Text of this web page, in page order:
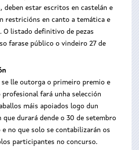
deben estar escritos en castelán e
restricións en canto a temática e
O listado definitivo de pezas
farase público o vindeiro 27 de
se lle outorga o primeiro premio e
fará unha selección
máis apoiados logo dun
que durará dende o 30 de setembro
no que solo se contabilizarán os
participantes no concurso.